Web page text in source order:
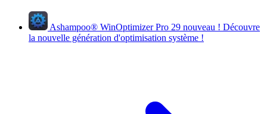
Ashampoo® WinOptimizer Pro 29 nouveau ! Découvre
la nouvelle génération d'optimisation système !